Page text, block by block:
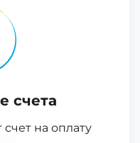
счета
на оплату